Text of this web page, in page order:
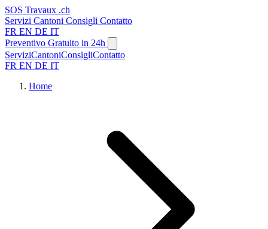
SOS Travaux .ch
Servizi Cantoni Consigli Contatto
FR EN DE IT
Preventivo Gratuito in 24h
ServiziCantoniConsigliContatto
FR EN DE IT
Home